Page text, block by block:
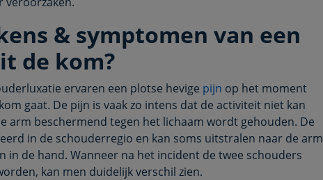
& symptomen van een
de kom?
ervaren een plotse hevige pijn op het moment
gaat. De pijn is vaak zo intens dat de activiteit niet kan
arm beschermend tegen het lichaam wordt gehouden. De
in de schouderregio en kan soms uitstralen naar de arm
in de hand. Wanneer na het incident de twee schouders
kan men duidelijk verschil zien.